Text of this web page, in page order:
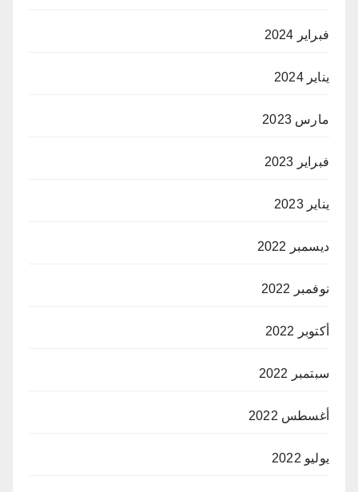
فبراير 2024
يناير 2024
مارس 2023
فبراير 2023
يناير 2023
ديسمبر 2022
نوفمبر 2022
أكتوبر 2022
سبتمبر 2022
أغسطس 2022
يوليو 2022